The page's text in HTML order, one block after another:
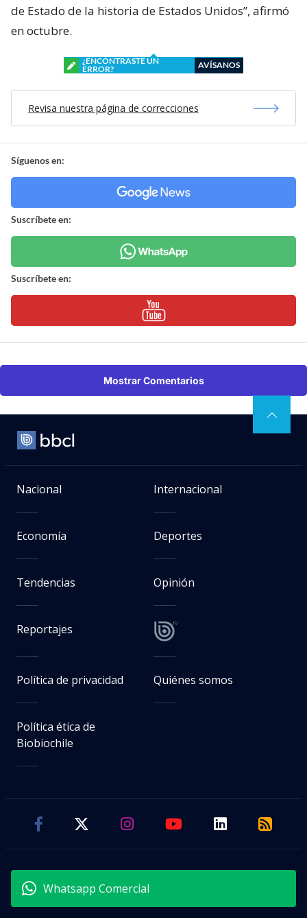
de Estado de la historia de Estados Unidos”, afirmó
en octubre.
¿ENCONTRASTE UN
ERROR?
AVÍSANOS
Revisa nuestra página de correcciones
Síguenos en:
Suscríbete en:
Suscríbete en:
Mostrar Comentarios
Nacional Internacional
Economía Deportes
Tendencias Opinión
Reportajes
Política de privacidad Quiénes somos
Política ética de
Biobiochile
Whatsapp Comercial